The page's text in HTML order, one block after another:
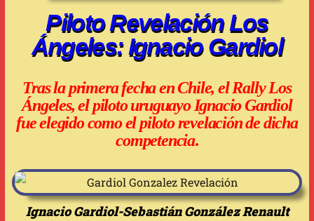
Piloto Revelación Los
Ángeles: Ignacio Gardiol
Tras la primera fecha en Chile, el Rally Los
Ángeles, el piloto uruguayo Ignacio Gardiol
fue elegido como el piloto revelación de dicha
competencia.
Ignacio Gardiol-Sebastián González Renault